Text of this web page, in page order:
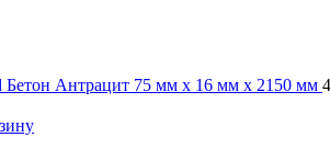
Бетон Антрацит 75 мм х 16 мм х 2150 мм